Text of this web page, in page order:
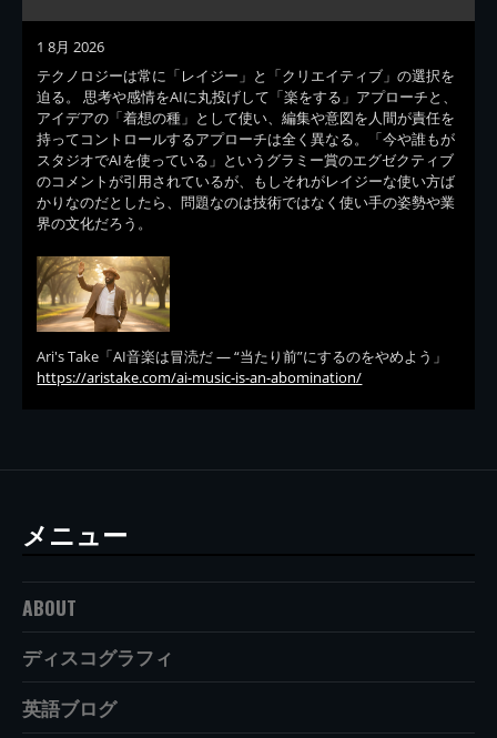
1 8月 2026
テクノロジーは常に「レイジー」と「クリエイティブ」の選択を
迫る。 思考や感情をAIに丸投げして「楽をする」アプローチと、
アイデアの「着想の種」として使い、編集や意図を人間が責任を
持ってコントロールするアプローチは全く異なる。「今や誰もが
スタジオでAIを使っている」というグラミー賞のエグゼクティブ
のコメントが引用されているが、もしそれがレイジーな使い方ば
かりなのだとしたら、問題なのは技術ではなく使い手の姿勢や業
界の文化だろう。
Ari's Take「AI音楽は冒涜だ — “当たり前”にするのをやめよう」
https://aristake.com/ai-music-is-an-abomination/
メニュー
ABOUT
ディスコグラフィ
英語ブログ